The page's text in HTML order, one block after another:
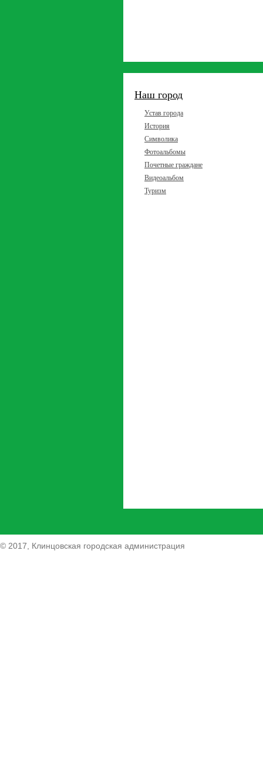
Наш город
Устав города
История
Символика
Фотоальбомы
Почетные граждане
Видеоальбом
Туризм
© 2017, Клинцовская городская администрация